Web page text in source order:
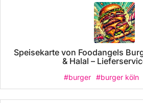
Speisekarte von Foodangels
& Halal –
#burger #burger köln